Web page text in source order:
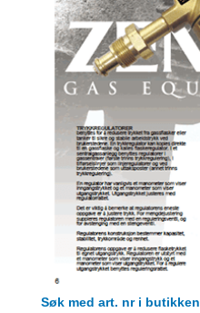
Søk med art. nr i butikken